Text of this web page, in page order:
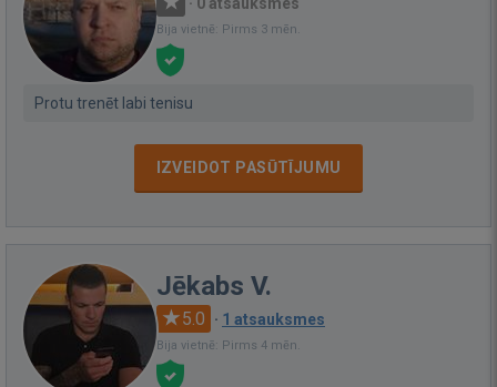
Bija vietnē: Pirms 3 mēn.
Protu trenēt labi tenisu
IZVEIDOT PASŪTĪJUMU
Jēkabs V.
5.0 · 1 atsauksmes
Bija vietnē: Pirms 4 mēn.